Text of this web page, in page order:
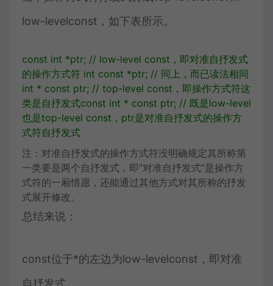
low-levelconst，如下表所示。
const int *ptr; // low-level const，即对准自抒发式
的操作方式符 int const *ptr; // 同上，而已读法相同
int * const ptr; // top-level const，即操作方式符这
类是自抒发式const int * const ptr; // 既是low-level
也是top-level const，ptr是对准自抒发式的操作方
式符自抒发式
注：对准自抒发式的操作方式符没明确规定其所称第
一类要是两个自抒发式，即”对准自抒发式“是操作方
式符的一厢情愿，还能通过其他方式对其所称的抒发
式展开修改。
总结来说：
const位于*的左边为low-levelconst，即对准
自抒发式 。